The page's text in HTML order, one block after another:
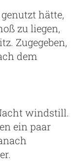
hätte,
zu liegen,
Zugegeben,
dem
windstill.
ein paar